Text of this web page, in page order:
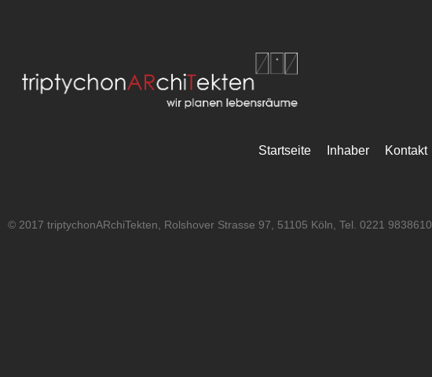
Startseite Inhaber Kontakt
© 2017 triptychonARchiTekten, Rolshover Strasse 97, 51105 Köln, Tel. 0221 9838610